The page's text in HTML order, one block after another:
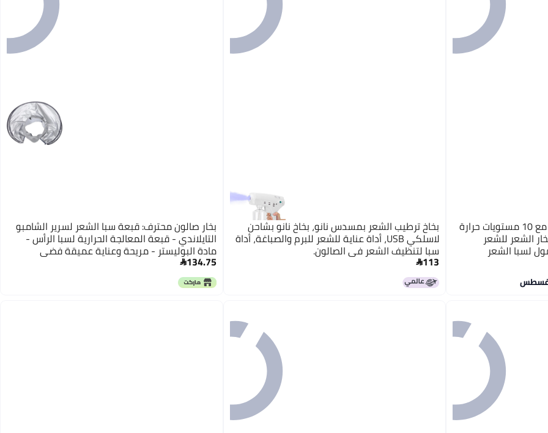
غطاء حرارة للتكييف العميق مع 10 مستويات حرارة
الشعر للشعر
لسبا الشعر
بخاخ ترطيب الشعر بمسدس نانو، بخاخ نانو بشاحن
لاسلكي USB، أداة عناية للشعر للبرم والصباغة، أداة
سبا لتنظيف الشعر في الصالون.
113
بخار صالون محترف: قبعة سبا الشعر لسرير الشامبو
التايلاندي - قبعة المعالجة الحرارية لسبا الرأس -
مادة البوليستر - مريحة وعناية عميقة فضي
134.75